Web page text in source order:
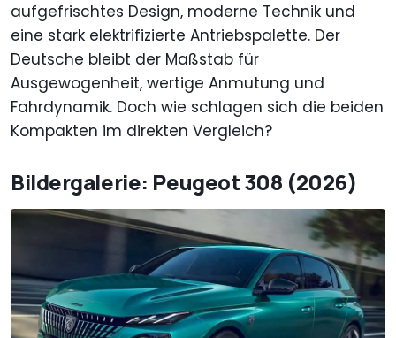
aufgefrischtes Design, moderne Technik und
eine stark elektrifizierte Antriebspalette. Der
Deutsche bleibt der Maßstab für
Ausgewogenheit, wertige Anmutung und
Fahrdynamik. Doch wie schlagen sich die beiden
Kompakten im direkten Vergleich?
Bildergalerie: Peugeot 308 (2026)